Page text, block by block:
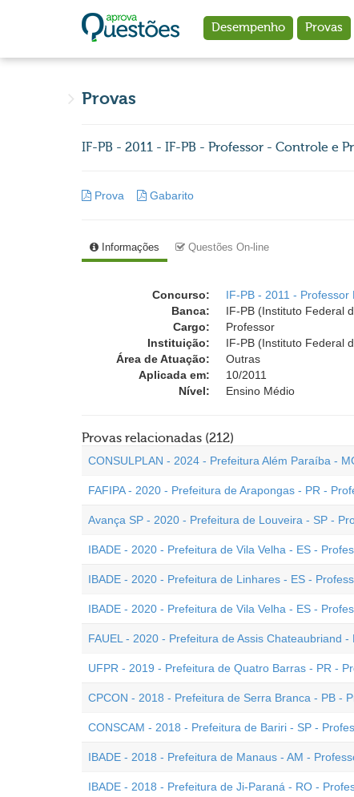
Desempenho Provas
Provas
IF-PB - 2011 - IF-PB - Professor - Controle e
Prova Gabarito
Informações Questões On-line
Concurso:
IF-PB - 2011 - Professor
Banca:
IF-PB (Instituto Federal
Cargo:
Professor
Instituição:
IF-PB (Instituto Federal
Área de Atuação:
Outras
Aplicada em:
10/2011
Nível:
Ensino Médio
Provas relacionadas (212)
CONSULPLAN - 2024 - Prefeitura Além Paraíba -
FAFIPA - 2020 - Prefeitura de Arapongas - PR -
Avança SP - 2020 - Prefeitura de Louveira - SP -
IBADE - 2020 - Prefeitura de Vila Velha - ES -
IBADE - 2020 - Prefeitura de Linhares - ES -
IBADE - 2020 - Prefeitura de Vila Velha - ES -
FAUEL - 2020 - Prefeitura de Assis Chateaubriand -
UFPR - 2019 - Prefeitura de Quatro Barras - PR -
CPCON - 2018 - Prefeitura de Serra Branca - PB -
CONSCAM - 2018 - Prefeitura de Bariri - SP -
IBADE - 2018 - Prefeitura de Manaus - AM -
IBADE - 2018 - Prefeitura de Ji-Paraná - RO -